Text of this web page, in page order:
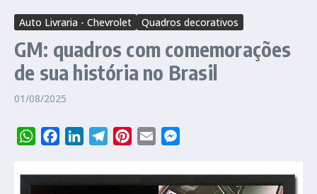
Auto Livraria - Chevrolet Quadros decorativos
GM: quadros com comemorações
de sua história no Brasil
01/08/2025
WhatsAppFacebookLinkedInTelegramPinterest
Email